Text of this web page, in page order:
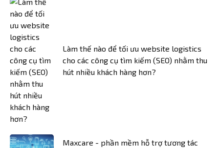
Làm thế nào để tối ưu website logistics
cho các công cụ tìm kiếm (SEO) nhằm thu
hút nhiều khách hàng hơn?
Maxcare - phần mềm hỗ trợ tương tác